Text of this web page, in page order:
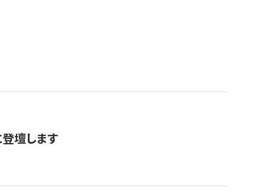
登壇します